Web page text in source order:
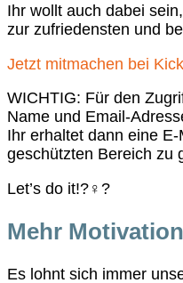
Ihr wollt auch dabei
zur zufriedensten und
Jetzt mitmachen bei
WICHTIG: Für den
Name und Email-
Ihr erhaltet dann eine
geschützten Bereich zu
Let’s do it!?‍♀️?
Mehr
Es lohnt sich immer